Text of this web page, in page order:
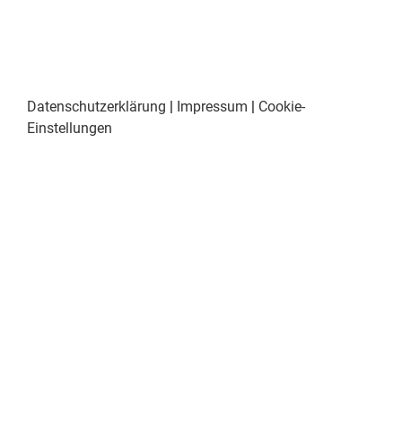
Datenschutzerklärung | Impressum | Cookie-
Einstellungen